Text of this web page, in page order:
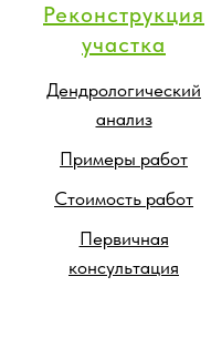
Реконструкция
участка
Дендрологический
анализ
Примеры работ
Стоимость работ
Первичная
консультация